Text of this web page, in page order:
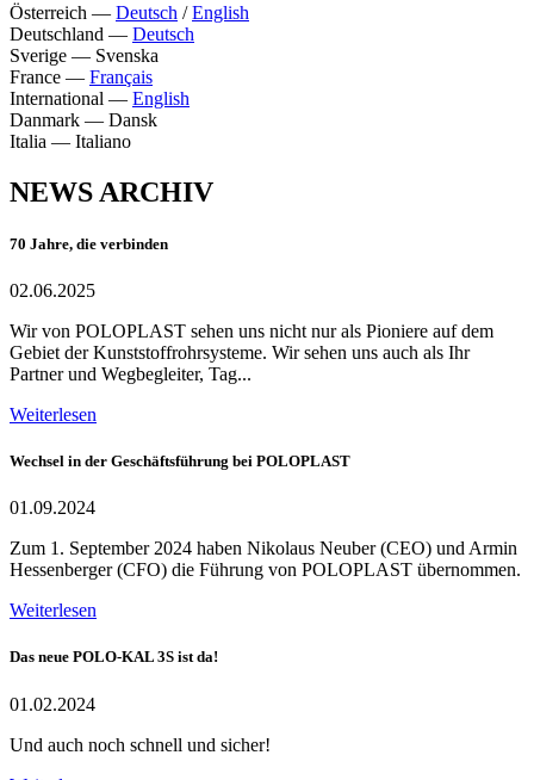
Österreich — Deutsch /English
Deutschland — Deutsch
Sverige — Svenska
France — Français
International — English
Danmark — Dansk
Italia — Italiano
NEWS ARCHIV
70 Jahre, die verbinden
02.06.2025
Wir von POLOPLAST sehen uns nicht nur als Pioniere auf dem
Gebiet der Kunststoffrohrsysteme. Wir sehen uns auch als Ihr
Partner und Wegbegleiter, Tag...
Weiterlesen
Wechsel in der Geschäftsführung bei POLOPLAST
01.09.2024
Zum 1. September 2024 haben Nikolaus Neuber (CEO) und Armin
Hessenberger (CFO) die Führung von POLOPLAST übernommen.
Weiterlesen
Das neue POLO-KAL 3S ist da!
01.02.2024
Und auch noch schnell und sicher!